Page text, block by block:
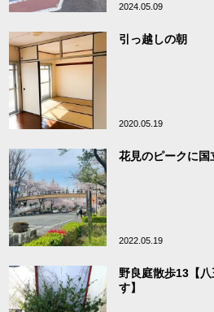
2024.05.09
引っ越しの朝
2020.05.19
花見のピークに国
2022.05.19
野良庭散歩13【
す】